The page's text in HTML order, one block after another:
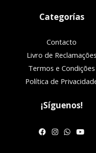
Categorías
Contacto
Livro de Reclamações
Termos e Condições
Política de
¡Síguenos!